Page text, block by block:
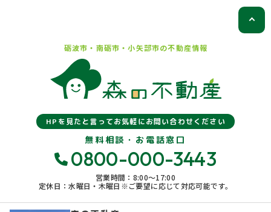
砺波市・南砺市・小矢部市の不動産情報
HPを見たと言ってお気軽にお問い合わせください
無料相談・お電話窓口
0800-000-3443
営業時間：8:00〜17:00
定休日：水曜日・木曜日※ご要望に応じて対応可能です。